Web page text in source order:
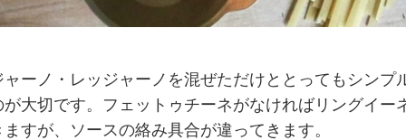
ーノ・レッジャーノを混ぜただけととってもシンプ
大切です。フェットゥチーネがなければリングイー
すが、ソースの絡み具合が違ってきます。